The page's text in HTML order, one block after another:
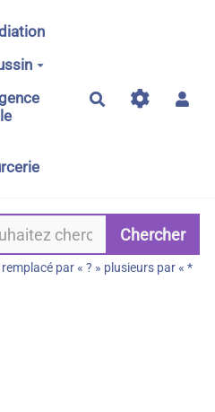
Rechercher
par « ? » plusieurs par « *